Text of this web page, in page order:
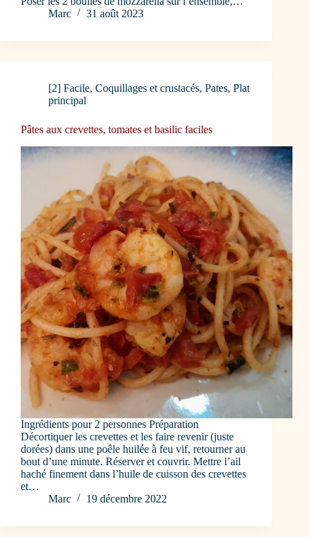
Marc
31 août 2023
[2] Facile, Coquillages et crustacés, Pates, Plat
principal
Pâtes aux crevettes, tomates et basilic faciles
Ingrédients pour 2 personnes Préparation
Décortiquer les crevettes et les faire revenir (juste
dorées) dans une poêle huilée à feu vif, retourner au
bout d’une minute. Réserver et couvrir. Mettre l’ail
haché finement dans l’huile de cuisson des crevettes
et…
Marc
19 décembre 2022